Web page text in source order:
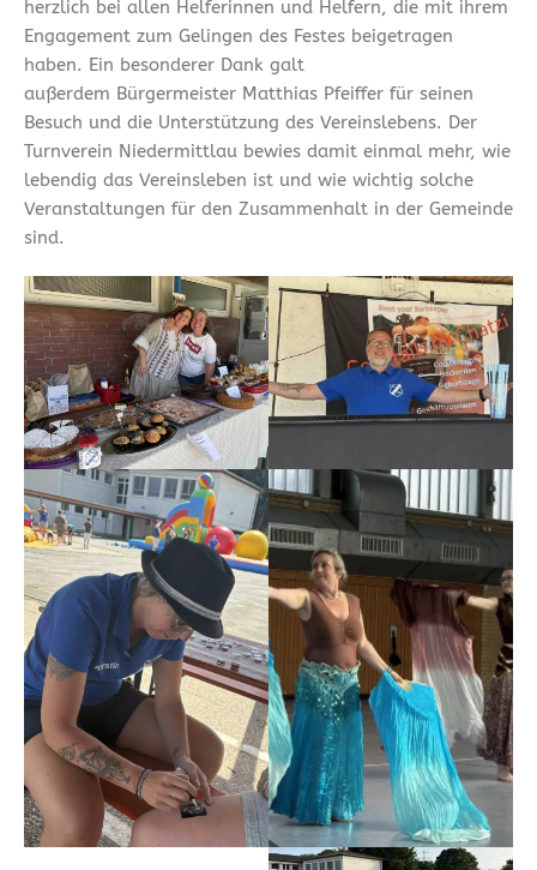
herzlich bei allen Helferinnen und Helfern, die mit ihrem
Engagement zum Gelingen des Festes beigetragen
haben. Ein besonderer Dank galt
außerdem Bürgermeister Matthias Pfeiffer für seinen
Besuch und die Unterstützung des Vereinslebens. Der
Turnverein Niedermittlau bewies damit einmal mehr, wie
lebendig das Vereinsleben ist und wie wichtig solche
Veranstaltungen für den Zusammenhalt in der Gemeinde
sind.